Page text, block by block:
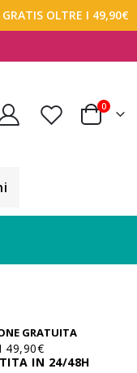
OLTRE I 49,90€
Carrello
0
GRATUITA
49,90€
IN 24/48H